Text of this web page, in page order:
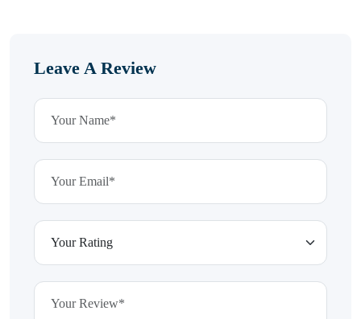
Leave A Review